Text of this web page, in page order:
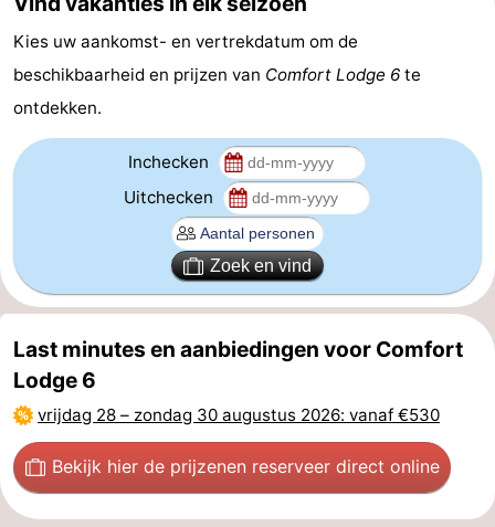
Kies uw aankomst- en vertrekdatum om de
beschikbaarheid en prijzen van Comfort Lodge 6 te
ontdekken.
Inchecken
Uitchecken
Zoek en vind
Last minutes en aanbiedingen voor Comfort
Lodge 6
vrijdag 28 – zondag 30 augustus 2026: vanaf €530
Bekijk hier de prijzenen reserveer direct online